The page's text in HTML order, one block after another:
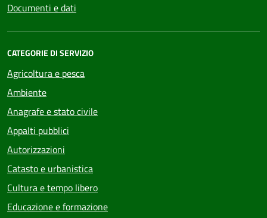
Documenti e dati
CATEGORIE DI SERVIZIO
Agricoltura e pesca
Ambiente
Anagrafe e stato civile
Appalti pubblici
Autorizzazioni
Catasto e urbanistica
Cultura e tempo libero
Educazione e formazione